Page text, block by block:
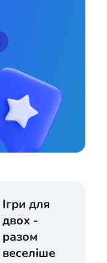
Ігри для
двох -
разом
веселіше